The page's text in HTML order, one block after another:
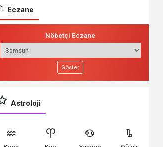
Ünilig Salon Okçuluk Türkiye
Eczane
Nöbetçi Eczane
Göster
Astroloji